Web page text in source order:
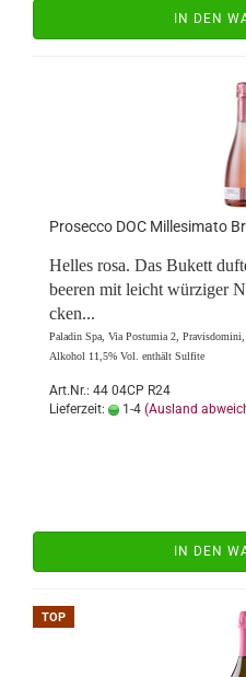
IN DEN
Pro­sec­co DOC Mil­le­si­ma­to
Hel­les rosa. Das Bu­kett
bee­ren mit leicht wür­zi­ger
cken...
Pa­la­din Spa, Via Pos­tu­mia 2,
Al­ko­hol 11,5% Vol. ent­hält Sul­fi­te
Art.Nr.: 44 04CP R24
Lieferzeit:
1-4 (Ausland
IN DEN
TOP